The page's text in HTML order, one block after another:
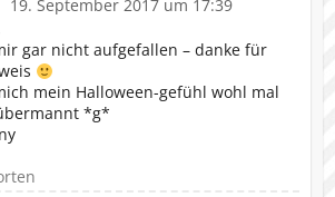
19. September 2017 um 17:39
gar nicht aufgefallen – danke für
mein Halloween-gefühl wohl mal
*g*